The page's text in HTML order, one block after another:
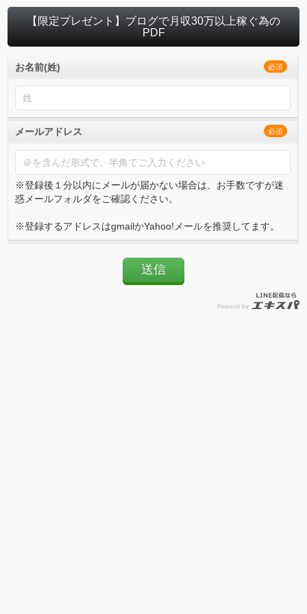
【限定プレゼント】ブログで月収30万以上稼ぐ為の
PDF
お名前(姓) 必須
メールアドレス 必須
※登録後１分以内にメールが届かない場合は、お手数ですが迷
惑メールフォルダをご確認ください。
※登録するアドレスはgmailかYahoo!メールを推奨してます。